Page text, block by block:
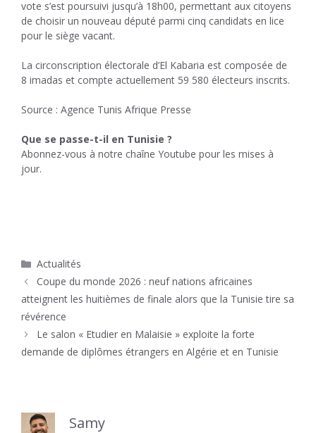
vote s’est poursuivi jusqu’à 18h00, permettant aux citoyens
de choisir un nouveau député parmi cinq candidats en lice
pour le siège vacant.
La circonscription électorale d’El Kabaria est composée de
8 imadas et compte actuellement 59 580 électeurs inscrits.
Source : Agence Tunis Afrique Presse
Que se passe-t-il en Tunisie ?
Abonnez-vous à notre chaîne Youtube pour les mises à
jour.
Catégories
Actualités
Coupe du monde 2026 : neuf nations africaines
atteignent les huitièmes de finale alors que la Tunisie tire sa
révérence
Le salon « Etudier en Malaisie » exploite la forte
demande de diplômes étrangers en Algérie et en Tunisie
Samy